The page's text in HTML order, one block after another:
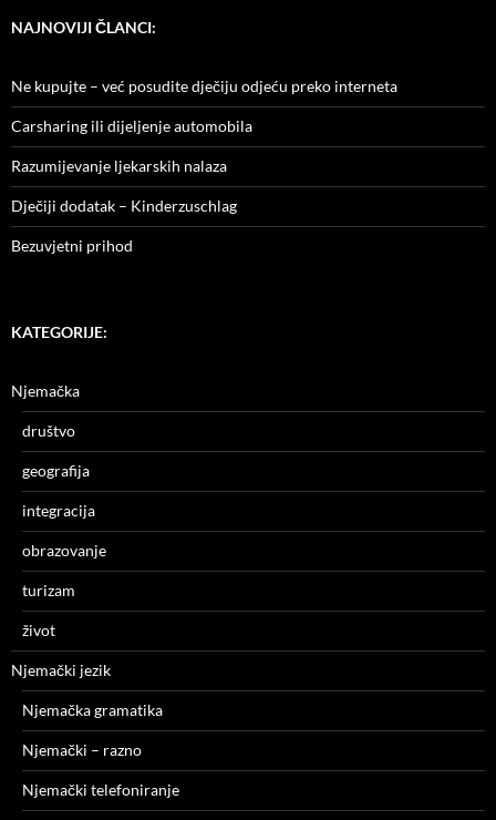
NAJNOVIJI ČLANCI:
Ne kupujte – već posudite dječiju odjeću preko interneta
Carsharing ili dijeljenje automobila
Razumijevanje ljekarskih nalaza
Dječiji dodatak – Kinderzuschlag
Bezuvjetni prihod
KATEGORIJE:
Njemačka
društvo
geografija
integracija
obrazovanje
turizam
život
Njemački jezik
Njemačka gramatika
Njemački – razno
Njemački telefoniranje